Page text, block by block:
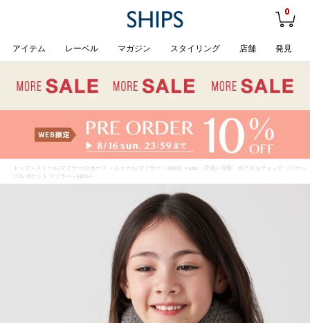
0
アイテム レーベル マガジン スタイリング 店舗 発見
トップ > ストール/マフラー/スカーフ > ストール/マフラー > KIDS > Lee:〈手洗い可能〉ボア キルティング リバーシ
ブル ポケット マフラー <KIDS>